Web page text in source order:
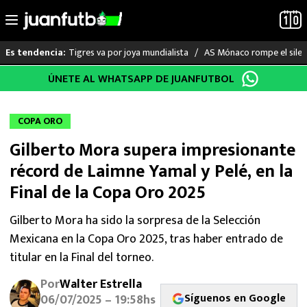
al
Es tendencia: Tigres va por joya mundialista AS Mónaco rompe el
LO ÚLTIMO
LIGA MX
RAYADOS
PUMAS
ATLANTE
SELECCIÓN MEXICANA
FUTBOL INTERNACIONAL
ÚNETE AL WHATSAPP DE JUANFUTBOL
COPA ORO
Gilberto Mora supera impresionante
récord de Laimne Yamal y Pelé, en la
Final de la Copa Oro 2025
Gilberto Mora ha sido la sorpresa de la Selección
Mexicana en la Copa Oro 2025, tras haber entrado de
titular en la Final del torneo.
PorWalter Estrella
06/07/2025 – 19:58hs Síguenos en Google